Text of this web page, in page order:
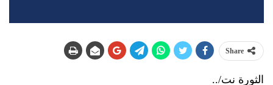
Share
الثورة نت/..